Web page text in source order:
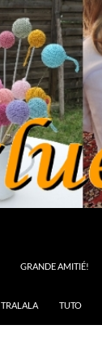
GRANDE AMITIÉ!
TRALALA TUTO